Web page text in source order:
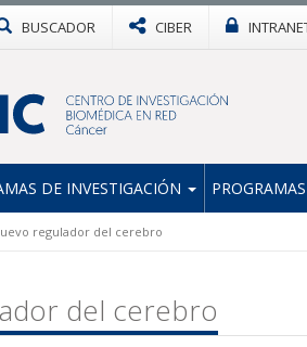
BUSCADOR CIBER
DE INVESTIGACIÓN
regulador del cerebro
del cerebro